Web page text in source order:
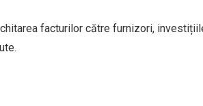
facturilor către furnizori,